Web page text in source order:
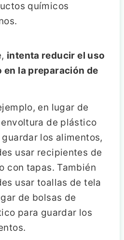
químicos
intenta reducir el uso
en la preparación de
en lugar de
envoltura de plástico
guardar los alimentos,
usar recipientes de
con tapas. También
usar toallas de tela
de bolsas de
para guardar los